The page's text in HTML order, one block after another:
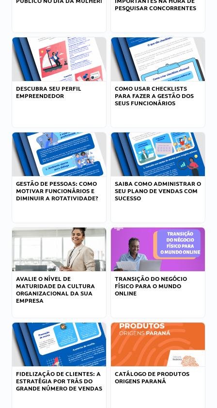
PESQUISAR CONCORRENTES
DESCUBRA SEU PERFIL
EMPREENDEDOR
COMO USAR CHECKLISTS
PARA FAZER A GESTÃO DOS
SEUS FUNCIONÁRIOS
GESTÃO DE PESSOAS: COMO
MOTIVAR FUNCIONÁRIOS E
DIMINUIR A ROTATIVIDADE?
SAIBA COMO ADMINISTRAR O
SEU PLANO DE VENDAS COM
SUCESSO
AVALIE O NÍVEL DE
MATURIDADE DA CULTURA
ORGANIZACIONAL DA SUA
EMPRESA
TRANSIÇÃO DO NEGÓCIO
FÍSICO PARA O MUNDO
ONLINE
FIDELIZAÇÃO DE CLIENTES: A
ESTRATÉGIA POR TRÁS DO
GRANDE NÚMERO DE VENDAS
CATÁLOGO DE PRODUTOS
ORIGENS PARANÁ